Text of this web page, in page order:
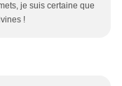
je suis certaine que
!